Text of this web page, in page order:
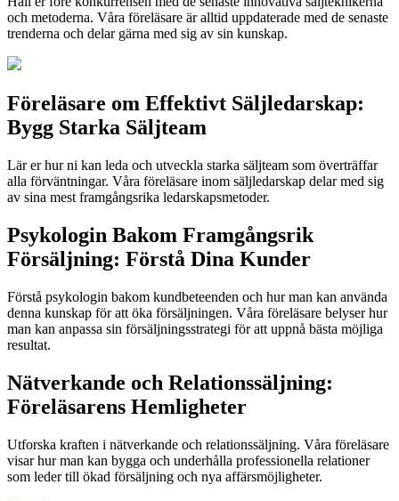
och metoderna. Våra föreläsare är alltid uppdaterade med de senaste
trenderna och delar gärna med sig av sin kunskap.
Föreläsare om Effektivt Säljledarskap:
Bygg Starka Säljteam
Lär er hur ni kan leda och utveckla starka säljteam som överträffar
alla förväntningar. Våra föreläsare inom säljledarskap delar med sig
av sina mest framgångsrika ledarskapsmetoder.
Psykologin Bakom Framgångsrik
Försäljning: Förstå Dina Kunder
Förstå psykologin bakom kundbeteenden och hur man kan använda
denna kunskap för att öka försäljningen. Våra föreläsare belyser hur
man kan anpassa sin försäljningsstrategi för att uppnå bästa möjliga
resultat.
Nätverkande och Relationssäljning:
Föreläsarens Hemligheter
Utforska kraften i nätverkande och relationssäljning. Våra föreläsare
visar hur man kan bygga och underhålla professionella relationer
som leder till ökad försäljning och nya affärsmöjligheter.